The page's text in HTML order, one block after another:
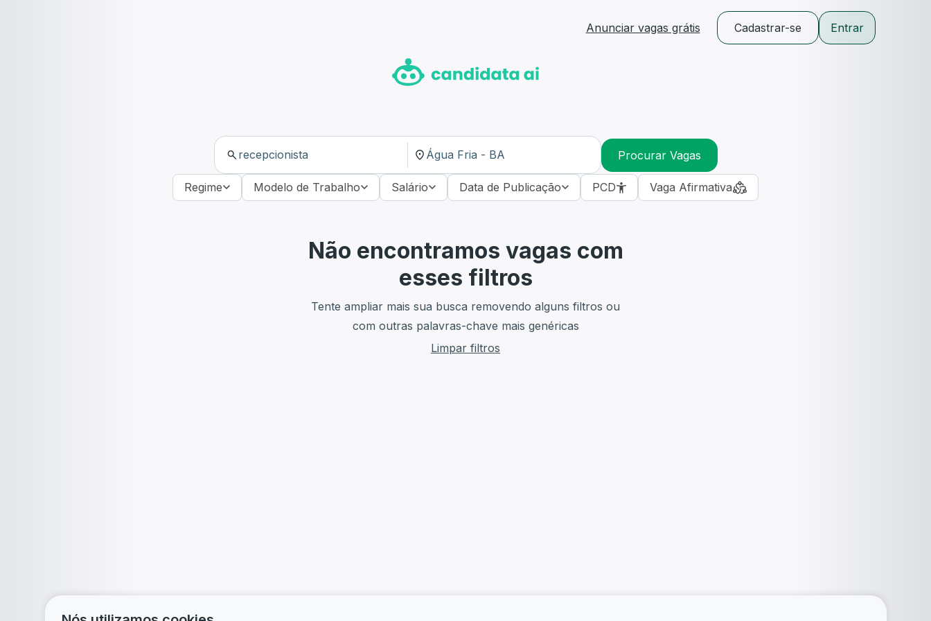
Anunciar vagas grátis Cadastrar-se Entrar
Procurar Vagas
Regime Modelo de Trabalho Salário Data de Publicação PCD Vaga Afirmativa
Não encontramos vagas com
esses filtros
Tente ampliar mais sua busca removendo alguns filtros ou
com outras palavras-chave mais genéricas
Limpar filtros